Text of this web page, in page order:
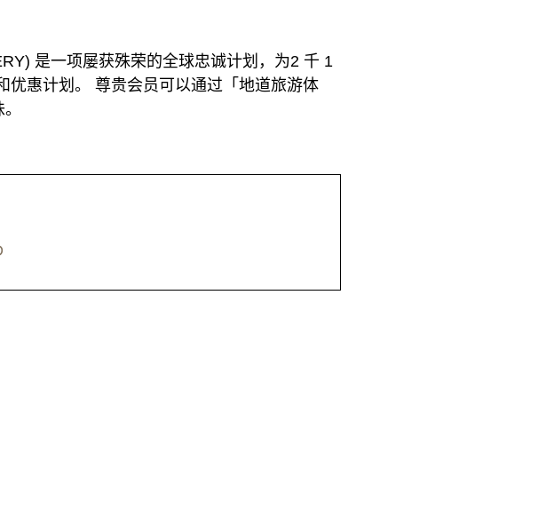
是一项屡获殊荣的全球忠诚计划，为2 千 1
优惠计划。 尊贵会员可以通过「地道旅游体